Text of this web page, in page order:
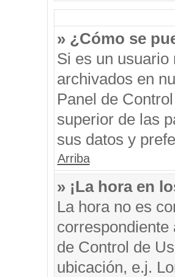
» ¿Cómo se
Si es un
archivados en
Panel de
superior de las
sus datos y
Arriba
» ¡La hora en
La hora no es
de Control de
ubicación, e.j.